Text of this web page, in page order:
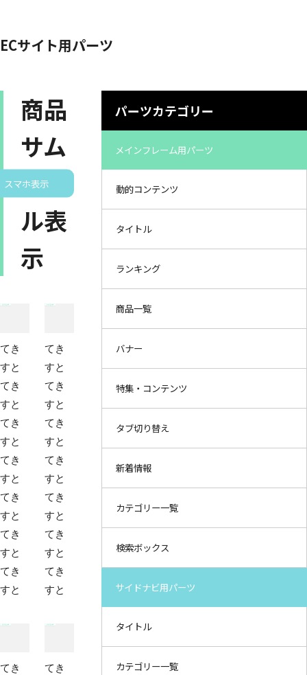
ECサイト用パーツ
商品
サム
ネイ
ル表
示
スマホ表示
てき
すと
てき
すと
てき
すと
てき
すと
てき
すと
てき
すと
てき
すと
てき
すと
てき
すと
てき
すと
てき
すと
てき
すと
てき
すと
てき
すと
てき
てき
パーツカテゴリー
メインフレーム用パーツ
動的コンテンツ
タイトル
ランキング
商品一覧
バナー
特集・コンテンツ
タブ切り替え
新着情報
カテゴリー一覧
検索ボックス
サイドナビ用パーツ
タイトル
カテゴリー一覧